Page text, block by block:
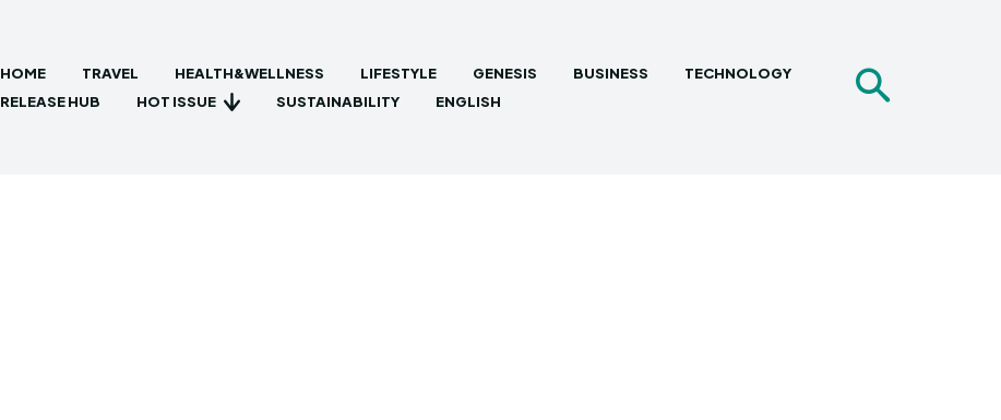
HOME TRAVEL HEALTH&WELLNESS LIFESTYLE GENESIS BUSINESS
TECHNOLOGY
RELEASE HUB
HOT ISSUE SUSTAINABILITY ENGLISH